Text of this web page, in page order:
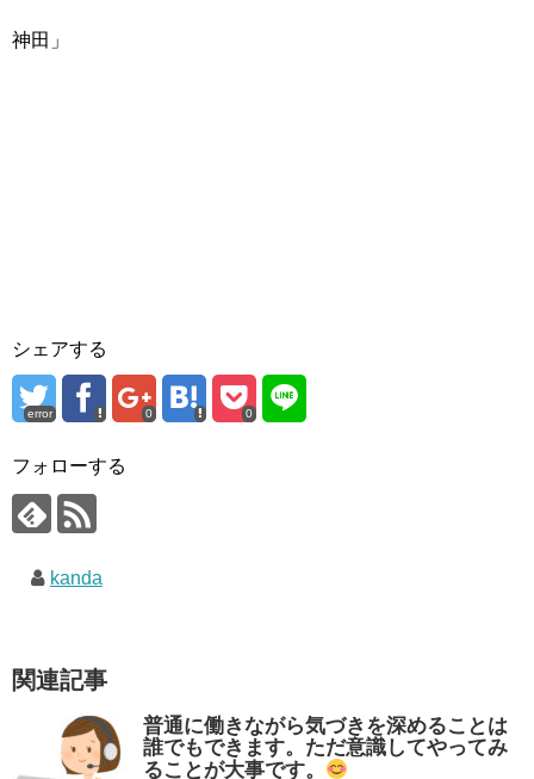
神田」
シェアする
error 0 0
フォローする
kanda
関連記事
普通に働きながら気づきを深めることは
誰でもできます。ただ意識してやってみ
ることが大事です。